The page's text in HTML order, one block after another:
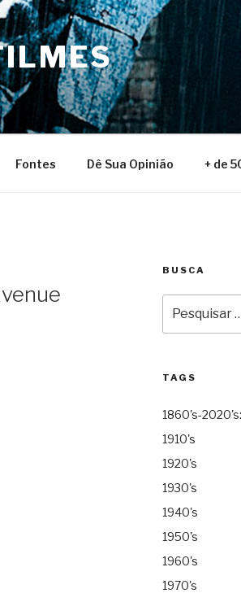
Fontes Dê Sua Opinião + de
BUSCA
por:
TAGS
1860's-
1910's
1920's
1930's
1940's
1950's
1960's
1970's